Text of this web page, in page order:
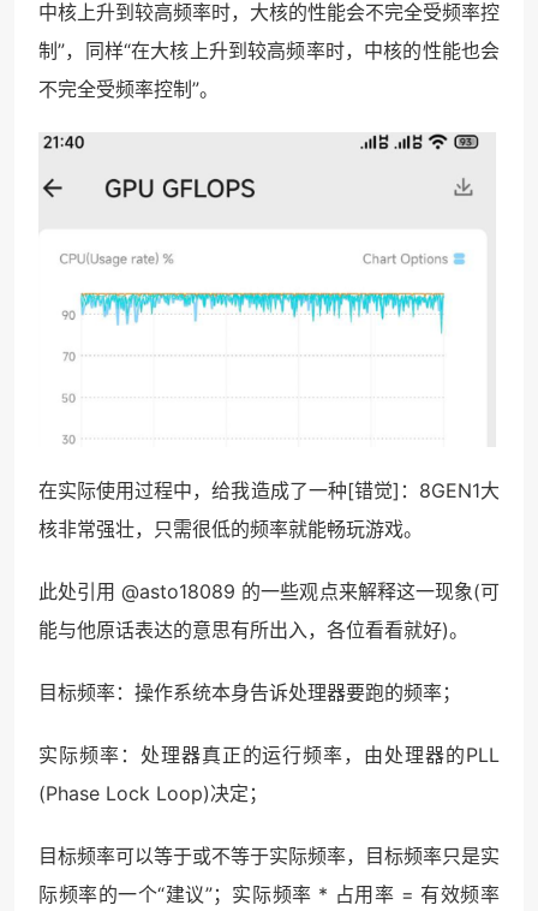
中核上升到较高频率时，大核的性能会不完全受频率控
制”，同样“在大核上升到较高频率时，中核的性能也会
不完全受频率控制”。
在实际使用过程中，给我造成了一种[错觉]：8GEN1大
核非常强壮，只需很低的频率就能畅玩游戏。
此处引用 @asto18089 的一些观点来解释这一现象(可
能与他原话表达的意思有所出入，各位看看就好)。
目标频率：操作系统本身告诉处理器要跑的频率；
实际频率：处理器真正的运行频率，由处理器的PLL
(Phase Lock Loop)决定；
目标频率可以等于或不等于实际频率，目标频率只是实
际频率的一个“建议”；实际频率 * 占用率 = 有效频率